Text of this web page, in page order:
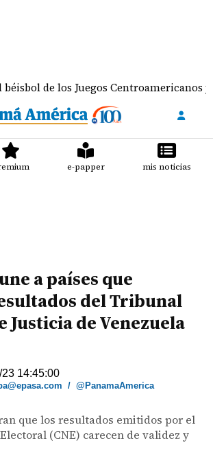
Juegos Centroamericanos y del Caribe
e-papper mis noticias
a países que
del Tribunal
Justicia de Venezuela
14:45:00
/@PanamaAmerica
que los resultados emitidos por el
(CNE) carecen de validez y